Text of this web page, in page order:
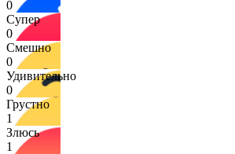
0
Супер
0
Смешно
0
Удивительно
0
Грустно
1
Злюсь
1